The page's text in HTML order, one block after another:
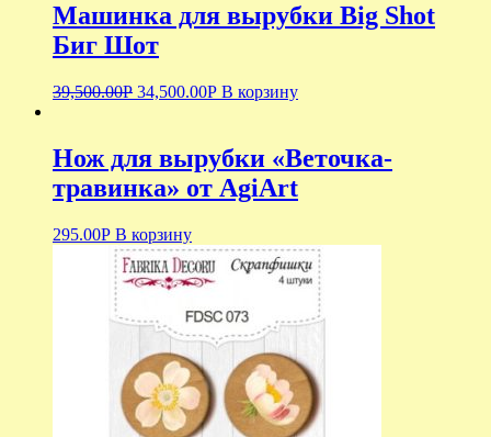
Машинка для вырубки Big Shot
Биг Шот
39,500.00Р 34,500.00Р В корзину
Нож для вырубки «Веточка-
травинка» от AgiArt
295.00Р В корзину